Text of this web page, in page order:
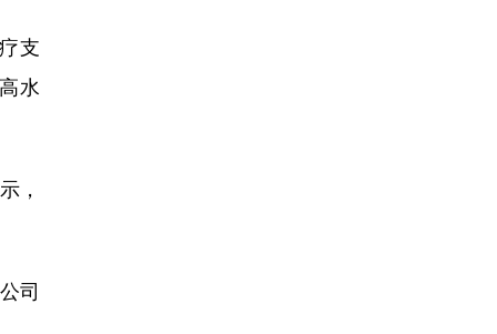
支
水
，
司